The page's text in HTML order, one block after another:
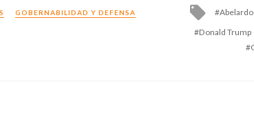
GOBERNABILIDAD Y DEFENSA
Tagged
Abelardo
Donald Trump